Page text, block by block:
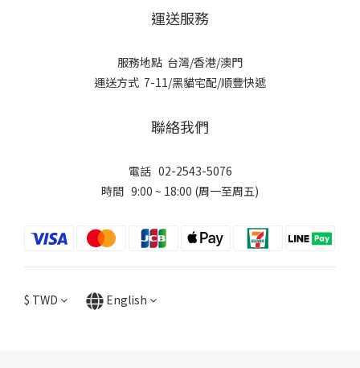
運送服務
服務地點 台灣/香港/澳門
運送方式 7-11/黑貓宅配/順豐快遞
聯絡我們
電話 02-2543-5076
時間 9:00 ~ 18:00 (周一至周五)
$ TWD English